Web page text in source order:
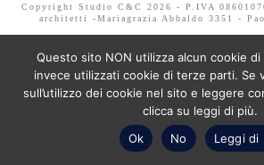
Copyright Studio C&C 2026 - P.IVA
architetti -Mariagrazia Abbaldo 3351 -
Questo sito NON utilizza alcun cookie
invece utilizzati cookie di terze parti. Se
sull’utilizzo dei cookie nel sito e leggere
clicca su leggi di più.
Ok
No Leggi di